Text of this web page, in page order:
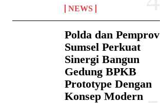
NEWS
Polda dan Pemprov
Sumsel Perkuat
Sinergi Bangun
Gedung BPKB
Prototype Dengan
Konsep Modern